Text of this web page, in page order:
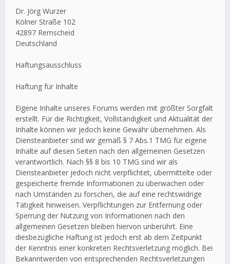
Dr. Jörg Wurzer
Kölner Straße 102
42897 Remscheid
Deutschland
Haftungsausschluss
Haftung für Inhalte
Eigene Inhalte unseres Forums werden mit größter Sorgfalt
erstellt. Für die Richtigkeit, Vollständigkeit und Aktualität der
Inhalte können wir jedoch keine Gewähr übernehmen. Als
Diensteanbieter sind wir gemäß § 7 Abs.1 TMG für eigene
Inhalte auf diesen Seiten nach den allgemeinen Gesetzen
verantwortlich. Nach §§ 8 bis 10 TMG sind wir als
Diensteanbieter jedoch nicht verpflichtet, übermittelte oder
gespeicherte fremde Informationen zu überwachen oder
nach Umständen zu forschen, die auf eine rechtswidrige
Tätigkeit hinweisen. Verpflichtungen zur Entfernung oder
Sperrung der Nutzung von Informationen nach den
allgemeinen Gesetzen bleiben hiervon unberührt. Eine
diesbezügliche Haftung ist jedoch erst ab dem Zeitpunkt
der Kenntnis einer konkreten Rechtsverletzung möglich. Bei
Bekanntwerden von entsprechenden Rechtsverletzungen